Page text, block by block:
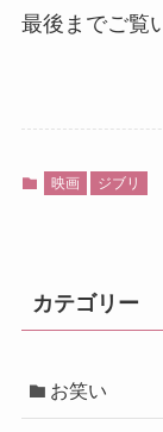
最後までご覧
映画 ジブリ
カテゴリー
お笑い